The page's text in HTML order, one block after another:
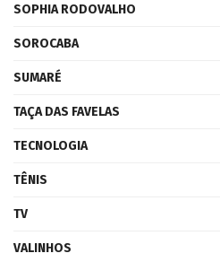
SOPHIA RODOVALHO
SOROCABA
SUMARÉ
TAÇA DAS FAVELAS
TECNOLOGIA
TÊNIS
TV
VALINHOS